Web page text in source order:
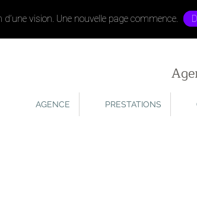
vision. Une nouvelle page commence.
AGENCE PRESTATIONS